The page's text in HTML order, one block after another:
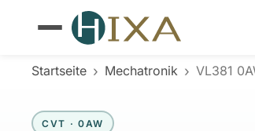
Startseite › Mechatronik › VL381
CVT · 0AW